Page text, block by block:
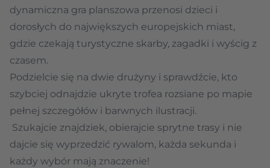
dynamiczna gra planszowa przenosi dzieci i
dorosłych do największych europejskich miast,
gdzie czekają turystyczne skarby, zagadki i wyścig z
czasem.
Podzielcie się na dwie drużyny i sprawdźcie, kto
szybciej odnajdzie ukryte trofea rozsiane po mapie
pełnej szczegółów i barwnych ilustracji.
Szukajcie znajdziek, obierajcie sprytne trasy i nie
dajcie się wyprzedzić rywalom, każda sekunda i
każdy wybór mają znaczenie!